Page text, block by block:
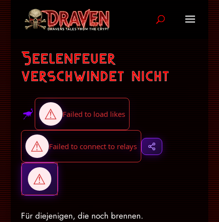
Seelenfeuer
verschwindet nicht
Für diejenigen, die noch brennen.